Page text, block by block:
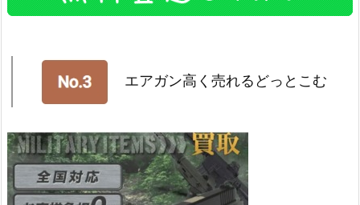
エアガン高く売れるどっとこむ